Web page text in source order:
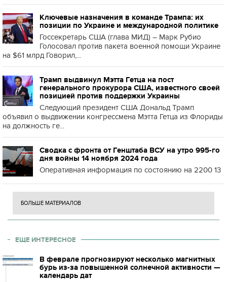
Ключевые назначения в команде Трампа: их
позиции по Украине и международной политике
Госсекретарь США (глава МИД) – Марк Рубио
Голосовал против пакета военной помощи Украине
на $61 млрд Говорил,...
Трамп выдвинул Мэтта Гетца на пост
генерального прокурора США, известного своей
позицией против поддержки Украины
Следующий президент США Дональд Трамп
объявил о выдвижении конгрессмена Мэтта Гетца из Флориды
на должность ге...
Сводка с фронта от Генштаба ВСУ на утро 995-го
дня войны 14 ноября 2024 года
Оперативная информация по состоянию на 2200 13
БОЛЬШЕ МАТЕРИАЛОВ
ЕЩЕ ИНТЕРЕСНОЕ
В феврале прогнозируют несколько магнитных
бурь из-за повышенной солнечной активности —
календарь дат